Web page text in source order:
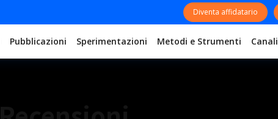
Diventa affidatario
Pubblicazioni Sperimentazioni Metodi e Strumenti Canali